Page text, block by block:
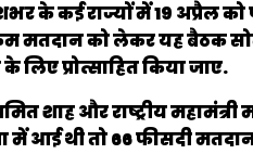
के कई राज्यों में 19 अप्रैल
मतदान को लेकर यह बैठक
प्रोत्साहित किया जाए.
शाह और राष्ट्रीय महामंत्री
में आई थी तो 66 फीसदी